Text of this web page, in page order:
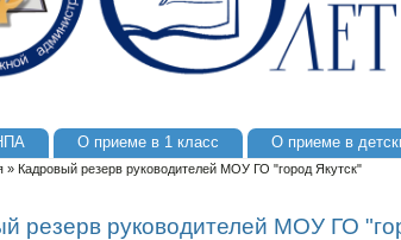
О приеме в 1 класс О приеме в
» Кадровый резерв руководителей МОУ ГО "город Якутск"
резерв руководителей МОУ ГО